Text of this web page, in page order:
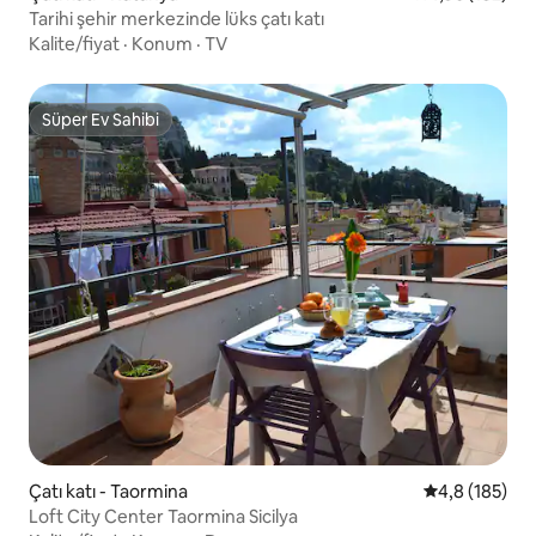
Tarihi şehir merkezinde lüks çatı katı
Kalite/fiyat · Konum · TV
Süper Ev Sahibi
Süper Ev Sahibi
Çatı katı - Taormina 5 üzerinden
4,8 (185)
Loft City Center Taormina Sicilya